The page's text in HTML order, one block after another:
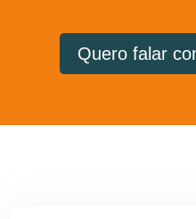
Quero falar